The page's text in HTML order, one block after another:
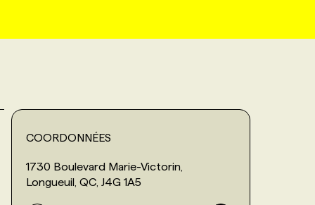
COORDONNÉES
1730 Boulevard Marie-Victorin,
Longueuil, QC, J4G 1A5